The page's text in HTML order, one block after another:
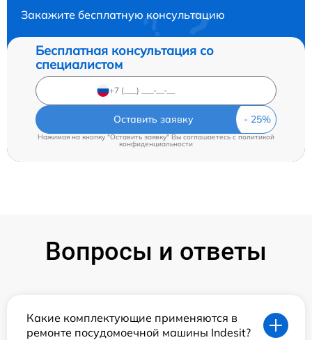
Закажите бесплатную консультацию
Бесплатная консультация со
специалистом
Оставить заявку
Нажимая на кнопку "Оставить заявку" Вы соглашаетесь cполитикой
конфиденциальности
Вопросы и ответы
Какие комплектующие применяются в
ремонте посудомоечной машины Indesit?